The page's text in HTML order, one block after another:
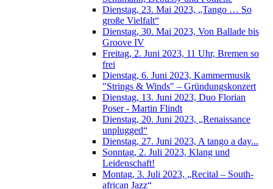
Dienstag, 23. Mai 2023, „Tango … So
große Vielfalt“
Dienstag, 30. Mai 2023, Von Ballade bis
Groove IV
Freitag, 2. Juni 2023, 11 Uhr, Bremen so
frei
Dienstag, 6. Juni 2023, Kammermusik
"Strings & Winds" – Gründungskonzert
Dienstag, 13. Juni 2023, Duo Florian
Poser - Martin Flindt
Dienstag, 20. Juni 2023, „Renaissance
unplugged“
Dienstag, 27. Juni 2023, A tango a day...
Sonntag, 2. Juli 2023, Klang und
Leidenschaft!
Montag, 3. Juli 2023, „Recital – South-
african Jazz“